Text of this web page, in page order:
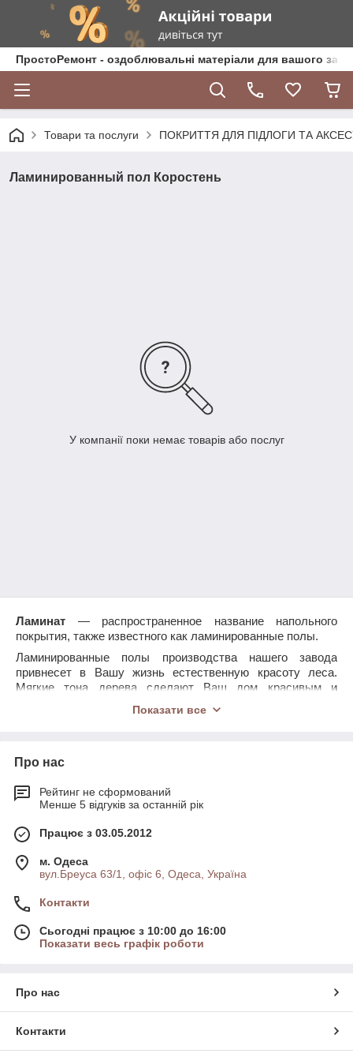
ПростоРемонт - оздоблювальні матеріали для вашого
Товари та послуги ПОКРИТТЯ ДЛЯ ПІДЛОГИ ТА
Ламинированный пол Коростень
У компанії поки немає товарів або послуг
Ламинат — распространенное название напольного
покрытия, также известного как ламинированные полы.
Ламинированные полы производства нашего завода
привнесет в Вашу жизнь естественную красоту леса.
Мягкие тона дерева сделают Ваш дом красивым и
― высокий класс износостойкости -32 (АС4), -33 (АС5);
― великолепная прочность и долговечность;
― простота укладки и ухода;
― надежное замковое соединение ( производимое по
лицензии компании «Unilin»);
― популярные декоры на основе классических и
экзотических пород деревьев.
Високоякісні ламіновані підлоги виробництва Коростенського
заводу МДФ допоможуть Вам створити комфортний пол,
який буде радувати не один десяток років.
Показати все
Про нас
Рейтинг не сформований
Менше 5 відгуків за останній рік
Працює з 03.05.2012
м. Одеса
вул.Бреуса 63/1, офіс 6, Одеса, Україна
Контакти
Сьогодні працює з 10:00 до 16:00
Показати весь графік роботи
Про нас
Контакти